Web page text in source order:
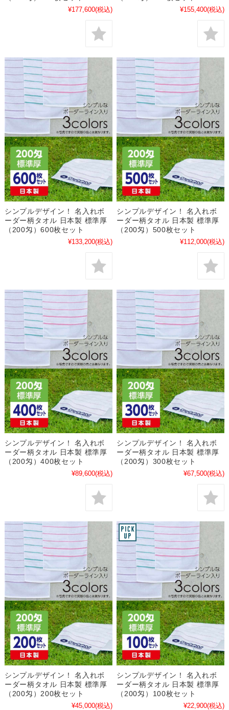
¥177,600(税込) ¥155,400(税込)
シンプルデザイン！ 名入れボ
ーダー柄タオル 日本製 標準厚
（200匁）600枚セット
¥133,200(税込)
シンプルデザイン！ 名入れボ
ーダー柄タオル 日本製 標準厚
（200匁）500枚セット
¥112,000(税込)
シンプルデザイン！ 名入れボ
ーダー柄タオル 日本製 標準厚
（200匁）400枚セット
¥89,600(税込)
シンプルデザイン！ 名入れボ
ーダー柄タオル 日本製 標準厚
（200匁）300枚セット
¥67,500(税込)
シンプルデザイン！ 名入れボ
ーダー柄タオル 日本製 標準厚
（200匁）200枚セット
¥45,000(税込)
シンプルデザイン！ 名入れボ
ーダー柄タオル 日本製 標準厚
（200匁）100枚セット
¥22,900(税込)